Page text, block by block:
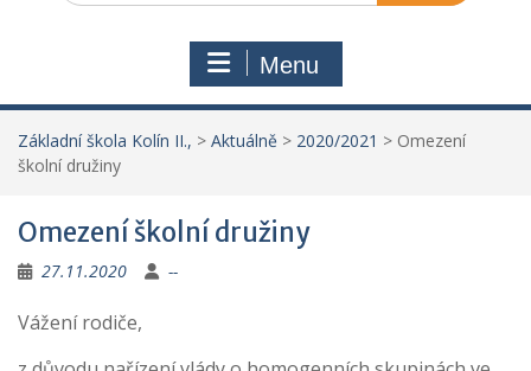
Menu
Základní škola Kolín II., > Aktuálně > 2020/2021 > Omezení
školní družiny
Omezení školní družiny
27.11.2020 --
Vážení rodiče,